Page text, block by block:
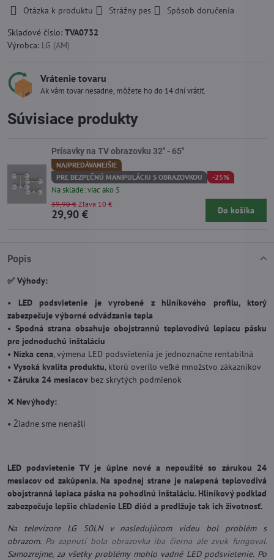
Otázka k produktu Strážny pes
Spôsob doručenia
Skladové číslo: TVA0732
Výrobca: LG (AM)
Vrátenie tovaru
Ak vám tovar nesadne, môžete ho do 14 dní vrátiť.
Popis
✅ Výhody:
• LED podsvietenie je vyrobené z hliníkového profilu, ktorý
zabezpečuje výborné odvádzanie tepla
• Spodná strana obsahuje obojstrannú teplovodivú lepiacu pásku
pre jednoduchú inštaláciu
• Nízka cena, výmena LED podsvietenia je jednoznačne rentabilná
• Vysoká kvalita produktu, ktorú overilo veľké množstvo zákazníkov
• Záruka 24 mesiacov bez skrytých podmienok
❌ Nevýhody:
• Žiadne sme nenašli
LED podsvietenie TV je úplne nové a nepoužité so zárukou 24
mesiacov od zakúpenia. Na spodnej strane je nalepená teplovodivá
obojstranná lepiaca páska na pohodlnú inštaláciu. Hliníkový podklad
zabezpečuje lepšie chladenie LED diód a predlžuje tak ich životnosť.
Na televízore LG 50LN v nasledujúcom videu bol problém s
obrazom. Po zapnutí bola obrazovka iba čierna ale zvuk fungoval.
Samozrejme, za všetky problémy mohlo vadné LED podsvietenie. Po
Súvisiace produkty
Prísavky na TV obrazovku 32" - 65"
NAJPREDÁVANEJŠIE
PRE BEZPEČNÚ MANIPULÁCIU S OBRAZOVKOU
-25%
Na sklade: viac ako 5
29,90 €
39,90 € Zľava 10 €
Do košíka